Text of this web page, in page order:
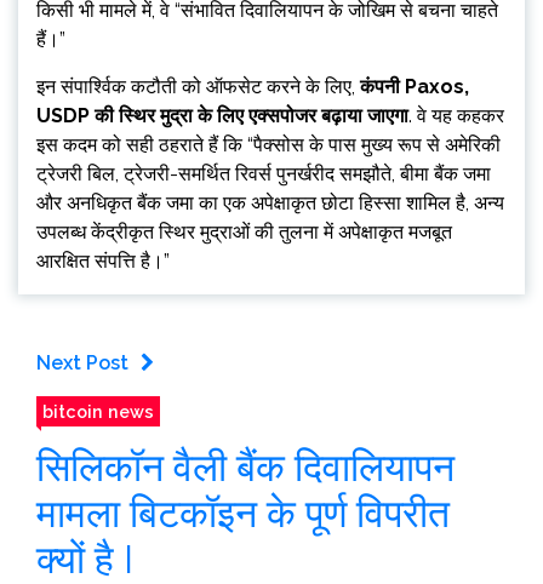
किसी भी मामले में, वे “संभावित दिवालियापन के जोखिम से बचना चाहते
हैं।”
इन संपार्श्विक कटौती को ऑफसेट करने के लिए, कंपनी Paxos,
USDP की स्थिर मुद्रा के लिए एक्सपोजर बढ़ाया जाएगा. वे यह कहकर
इस कदम को सही ठहराते हैं कि “पैक्सोस के पास मुख्य रूप से अमेरिकी
ट्रेजरी बिल, ट्रेजरी-समर्थित रिवर्स पुनर्खरीद समझौते, बीमा बैंक जमा
और अनधिकृत बैंक जमा का एक अपेक्षाकृत छोटा हिस्सा शामिल है, अन्य
उपलब्ध केंद्रीकृत स्थिर मुद्राओं की तुलना में अपेक्षाकृत मजबूत
आरक्षित संपत्ति है।”
Next Post
bitcoin news
सिलिकॉन वैली बैंक दिवालियापन
मामला बिटकॉइन के पूर्ण विपरीत
क्यों है I